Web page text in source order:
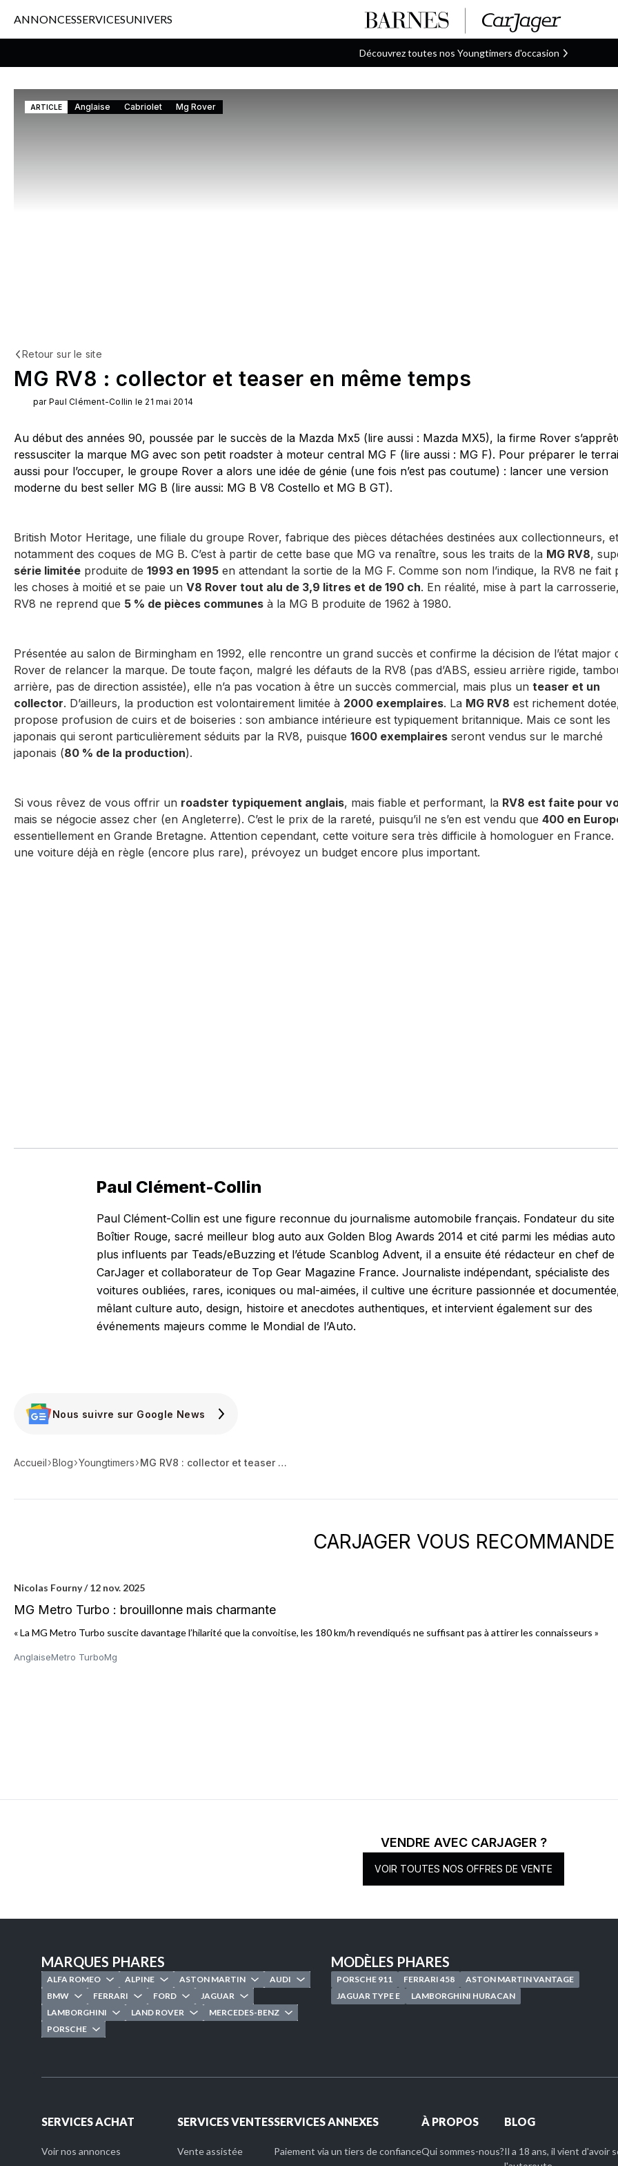
ANNONCESSERVICESUNIVERS
Découvrez toutes nos Youngtimers d'occasion
ARTICLE Anglaise Cabriolet Mg Rover
Retour sur le site
MG RV8 : collector et teaser en même temps
par Paul Clément-Collin le 21 mai 2014
Au début des années 90, poussée par le succès de la Mazda Mx5 (lire aussi : Mazda MX5), la firme Rover
ressusciter la marque MG avec son petit roadster à moteur central MG F (lire aussi : MG F). Pour préparer le
aussi pour l’occuper, le groupe Rover a alors une idée de génie (une fois n’est pas coutume) : lancer une version
moderne du best seller MG B (lire aussi: MG B V8 Costello et MG B GT).
British Motor Heritage, une filiale du groupe Rover, fabrique des pièces détachées destinées aux collectionneurs, et
notamment des coques de MG B. C’est à partir de cette base que MG va renaître, sous les traits de la MG RV8,
série limitée produite de 1993 en 1995 en attendant la sortie de la MG F. Comme son nom l’indique, la RV8 ne fait
les choses à moitié et se paie un V8 Rover tout alu de 3,9 litres et de 190 ch. En réalité, mise à part la
RV8 ne reprend que 5 % de pièces communes à la MG B produite de 1962 à 1980.
Présentée au salon de Birmingham en 1992, elle rencontre un grand succès et confirme la décision de l’état major
Rover de relancer la marque. De toute façon, malgré les défauts de la RV8 (pas d’ABS, essieu arrière rigide,
arrière, pas de direction assistée), elle n’a pas vocation à être un succès commercial, mais plus un teaser et un
collector. D’ailleurs, la production est volontairement limitée à 2000 exemplaires. La MG RV8 est richement
propose profusion de cuirs et de boiseries : son ambiance intérieure est typiquement britannique. Mais ce sont les
japonais qui seront particulièrement séduits par la RV8, puisque 1600 exemplaires seront vendus sur le marché
japonais (80 % de la production).
Si vous rêvez de vous offrir un roadster typiquement anglais, mais fiable et performant, la RV8 est faite pour
mais se négocie assez cher (en Angleterre). C’est le prix de la rareté, puisqu’il ne s’en est vendu que 400 en
essentiellement en Grande Bretagne. Attention cependant, cette voiture sera très difficile à homologuer en France.
une voiture déjà en règle (encore plus rare), prévoyez un budget encore plus important.
Paul Clément-Collin
Paul Clément-Collin est une figure reconnue du journalisme automobile français. Fondateur du site
Boîtier Rouge, sacré meilleur blog auto aux Golden Blog Awards 2014 et cité parmi les médias auto
plus influents par Teads/eBuzzing et l’étude Scanblog Advent, il a ensuite été rédacteur en chef de
CarJager et collaborateur de Top Gear Magazine France. Journaliste indépendant, spécialiste des
voitures oubliées, rares, iconiques ou mal-aimées, il cultive une écriture passionnée et
mêlant culture auto, design, histoire et anecdotes authentiques, et intervient également sur des
événements majeurs comme le Mondial de l’Auto.
Nous suivre sur Google News
Accueil Blog Youngtimers MG RV8 : collector et teaser en même temps
CARJAGER VOUS RECOMMANDE
Nicolas Fourny / 12 nov. 2025
MG Metro Turbo : brouillonne mais charmante
« La MG Metro Turbo suscite davantage l’hilarité que la convoitise, les 180 km/h revendiqués ne suffisant pas à attirer les connaisseurs »
AnglaiseMetro TurboMg
VENDRE AVEC CARJAGER ?
VOIR TOUTES NOS OFFRES DE VENTE
MARQUES PHARES
ALFA ROMEO ALPINE ASTON MARTIN
AUDI
BMW
FERRARI FORD
JAGUAR
LAMBORGHINI
LAND ROVER
MERCEDES-BENZ
PORSCHE
MODÈLES PHARES
PORSCHE 911 FERRARI 458
ASTON MARTIN VANTAGE
JAGUAR TYPE E
LAMBORGHINI HURACAN
SERVICES ACHAT
Voir nos annonces
SERVICES VENTES
Vente assistée
SERVICES ANNEXES
Paiement via un tiers de confiance
À PROPOS
Qui sommes-nous?
BLOG
Il a 18 ans, il vient d'avoir